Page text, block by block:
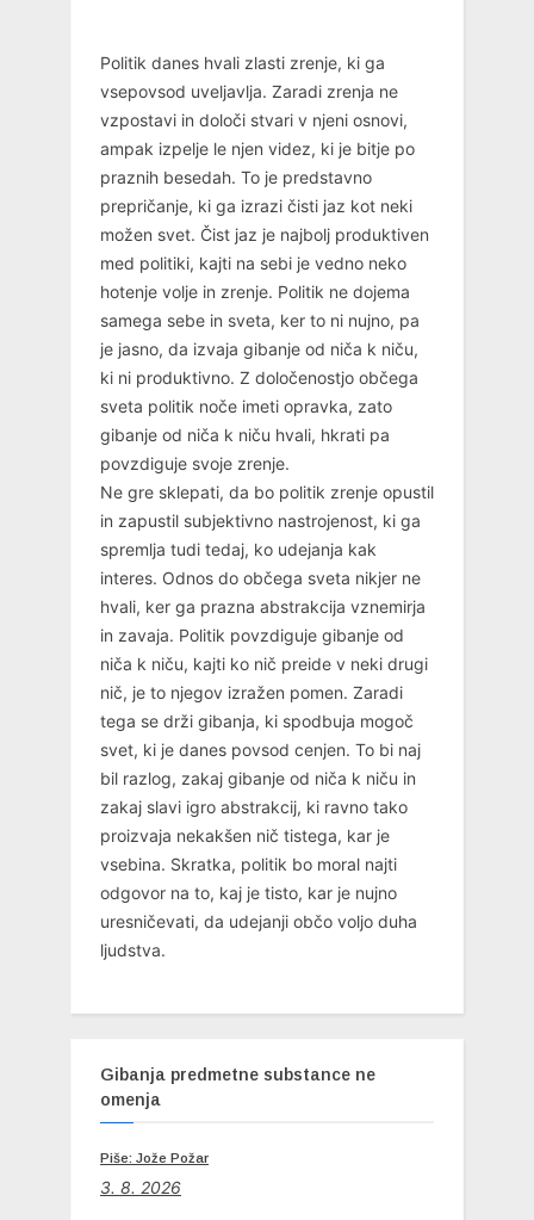
Politik danes hvali zlasti zrenje, ki ga
vsepovsod uveljavlja. Zaradi zrenja ne
vzpostavi in določi stvari v njeni osnovi,
ampak izpelje le njen videz, ki je bitje po
praznih besedah. To je predstavno
prepričanje, ki ga izrazi čisti jaz kot neki
možen svet. Čist jaz je najbolj produktiven
med politiki, kajti na sebi je vedno neko
hotenje volje in zrenje. Politik ne dojema
samega sebe in sveta, ker to ni nujno, pa
je jasno, da izvaja gibanje od niča k niču,
ki ni produktivno. Z določenostjo občega
sveta politik noče imeti opravka, zato
gibanje od niča k niču hvali, hkrati pa
povzdiguje svoje zrenje.
Ne gre sklepati, da bo politik zrenje opustil
in zapustil subjektivno nastrojenost, ki ga
spremlja tudi tedaj, ko udejanja kak
interes. Odnos do občega sveta nikjer ne
hvali, ker ga prazna abstrakcija vznemirja
in zavaja. Politik povzdiguje gibanje od
niča k niču, kajti ko nič preide v neki drugi
nič, je to njegov izražen pomen. Zaradi
tega se drži gibanja, ki spodbuja mogoč
svet, ki je danes povsod cenjen. To bi naj
bil razlog, zakaj gibanje od niča k niču in
zakaj slavi igro abstrakcij, ki ravno tako
proizvaja nekakšen nič tistega, kar je
vsebina. Skratka, politik bo moral najti
odgovor na to, kaj je tisto, kar je nujno
uresničevati, da udejanji občo voljo duha
ljudstva.
Gibanja predmetne substance ne
omenja
Piše: Jože Požar
3. 8. 2026